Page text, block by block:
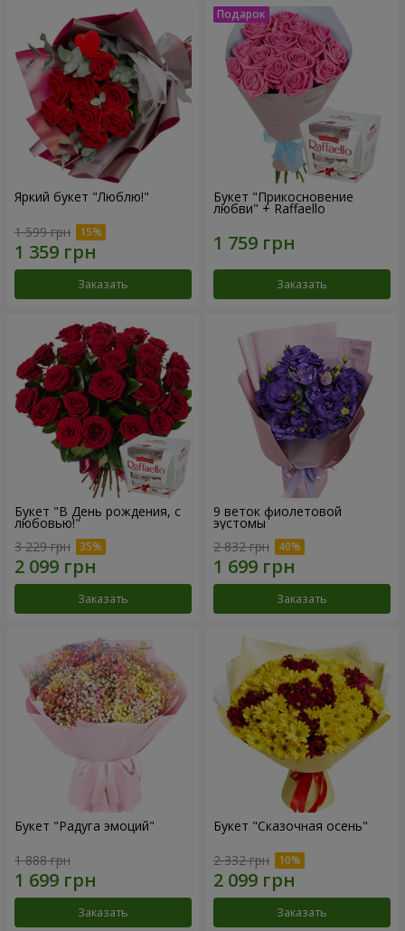
Яркий букет "Люблю!"
1 599 грн
Заказать
Букет "Прикосновение
любви" + Raffaello
Заказать
Букет "В День рождения, с
любовью!"
3 229 грн
Заказать
9 веток фиолетовой
эустомы
2 832 грн
Заказать
Букет "Радуга эмоций"
1 888 грн
Заказать
Букет "Сказочная осень"
2 332 грн
Заказать